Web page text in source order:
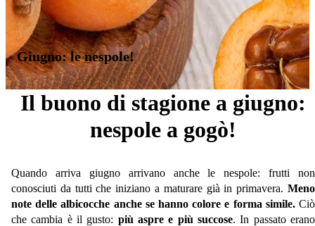
Giugno: le nespole!
Il buono di stagione a giugno:
nespole a gogò!
Quando arriva giugno arrivano anche le nespole: frutti non
conosciuti da tutti che iniziano a maturare già in primavera. Meno
note delle albicocche anche se hanno colore e forma simile. Ciò
che cambia è il gusto: più aspre e più succose. In passato erano